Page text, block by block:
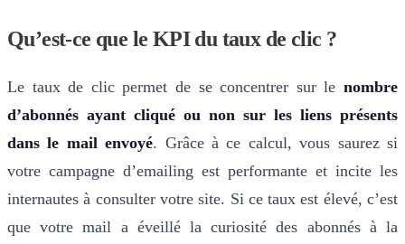
Qu’est-ce que le KPI du taux de clic ?
Le taux de clic permet de se concentrer sur le nombre
d’abonnés ayant cliqué ou non sur les liens présents
dans le mail envoyé. Grâce à ce calcul, vous saurez si
votre campagne d’emailing est performante et incite les
internautes à consulter votre site. Si ce taux est élevé, c’est
que votre mail a éveillé la curiosité des abonnés à la